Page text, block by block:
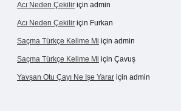
Acı Neden Çekilir için admin
Acı Neden Çekilir için Furkan
Saçma Türkçe Kelime Mi için admin
Saçma Türkçe Kelime Mi için Çavuş
Yavşan Otu Çayı Ne Işe Yarar için admin